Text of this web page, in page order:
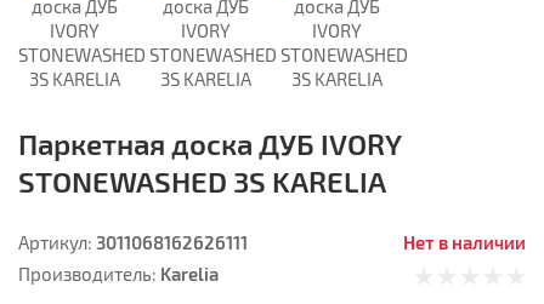
Паркетная доска ДУБ IVORY
STONEWASHED 3S KARELIA
Артикул: 3011068162626111 Нет в наличии
Производитель: Karelia